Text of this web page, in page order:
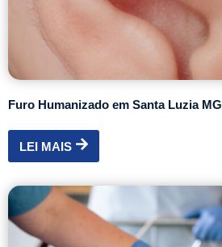
Furo Humanizado em Santa Luzia MG
LEI MAIS